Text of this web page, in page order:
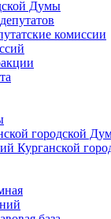
Думы
комиссии
городской
Курганской